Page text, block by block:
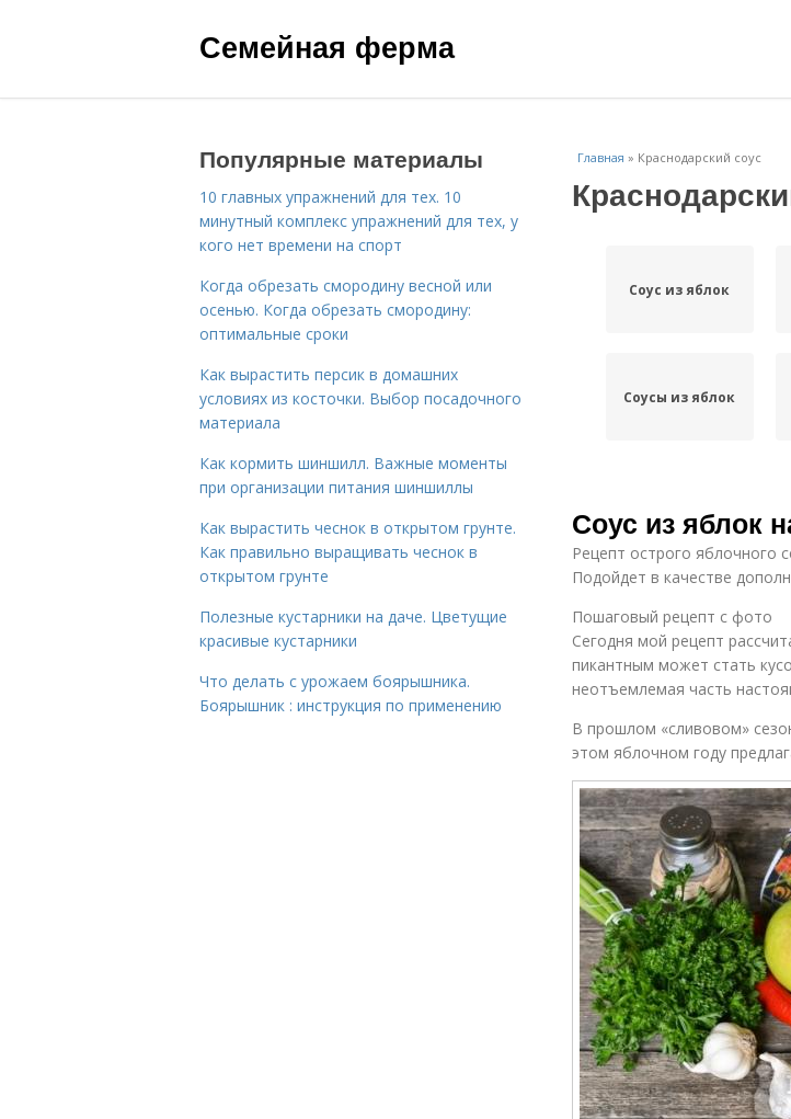
Семейная ферма
Главная » Краснодарский соус
Соус из яблок
Соусы из яблок
Соус из яблок
Рецепт острого яблочного
Подойдет в качестве
Пошаговый рецепт с фото
Сегодня мой рецепт
пикантным может стать
неотъемлемая часть
В прошлом «сливовом»
этом яблочном году
Популярные материалы
10 главных упражнений для тех. 10
минутный комплекс упражнений для тех, у
кого нет времени на спорт
Когда обрезать смородину весной или
осенью. Когда обрезать смородину:
оптимальные сроки
Как вырастить персик в домашних
условиях из косточки. Выбор посадочного
материала
Как кормить шиншилл. Важные моменты
при организации питания шиншиллы
Как вырастить чеснок в открытом грунте.
Как правильно выращивать чеснок в
открытом грунте
Полезные кустарники на даче. Цветущие
красивые кустарники
Что делать с урожаем боярышника.
Боярышник : инструкция по применению